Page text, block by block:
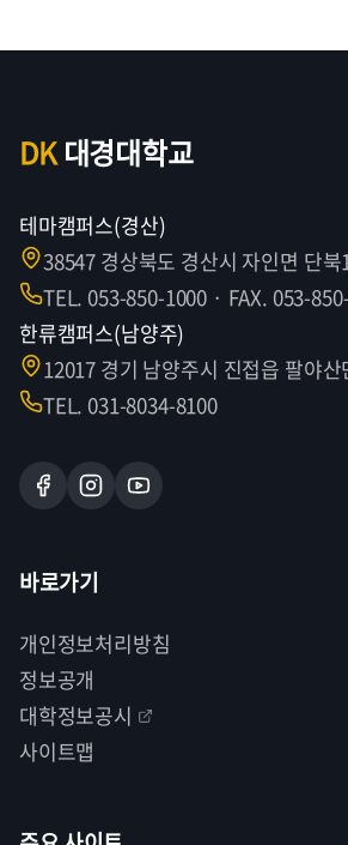
DK대경대학교
테마캠퍼스(경산)
38547 경상북도 경산시 자인면 단북
TEL. 053-850-1000 · FAX. 053-
한류캠퍼스(남양주)
12017 경기 남양주시 진접읍 팔야
TEL. 031-8034-8100
바로가기
개인정보처리방침
정보공개
대학정보공시
사이트맵